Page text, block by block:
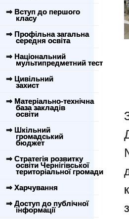
⇒ Вступ до першого
класу
⇒ Профільна загальна
середня освіта
⇒ Національний
мультипредметний тест
⇒ Цивільний
захист
⇒ Матеріально-технічна
база закладів
освіти
⇒ Шкільний
громадський
бюджет
⇒ Стратегія розвитку
освіти Чернігівської
територіальної громади
⇒ Харчування
⇒ Доступ до публічної
інформації